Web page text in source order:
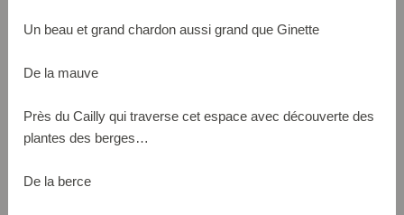
Un beau et grand chardon aussi grand que Ginette
De la mauve
Près du Cailly qui traverse cet espace avec découverte des
plantes des berges…
De la berce